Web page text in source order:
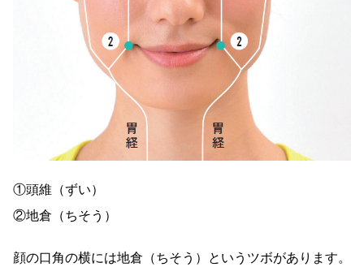
①頭維（ずい）
②地倉（ちそう）
顔の口角の横には地倉（ちそう）というツボがあります。